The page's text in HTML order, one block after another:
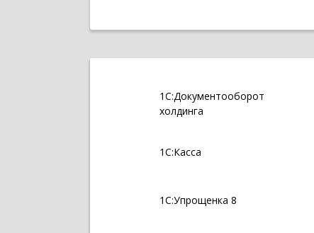
1С:Документооборот
холдинга
1С:Касса
1С:Упрощенка 8